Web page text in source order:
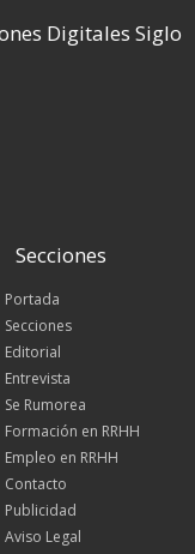
Digitales Siglo
Secciones
Portada
Secciones
Editorial
Entrevista
Se Rumorea
Formación en RRHH
Empleo en RRHH
Contacto
Publicidad
Aviso Legal